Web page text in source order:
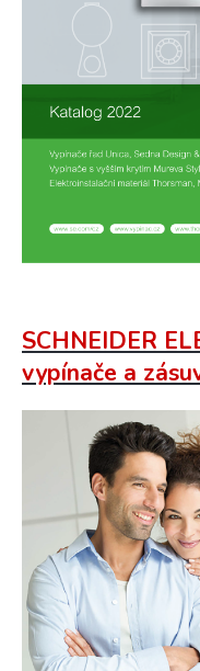
SCHNEIDER
vypínače a